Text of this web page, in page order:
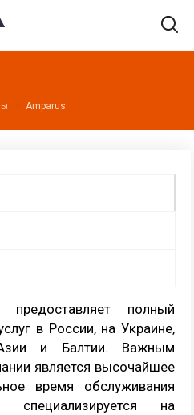
Amparus
предоставляет полный
в России, на Украине,
и Балтии. Важным
является высочайшее
время обслуживания
специализируется на